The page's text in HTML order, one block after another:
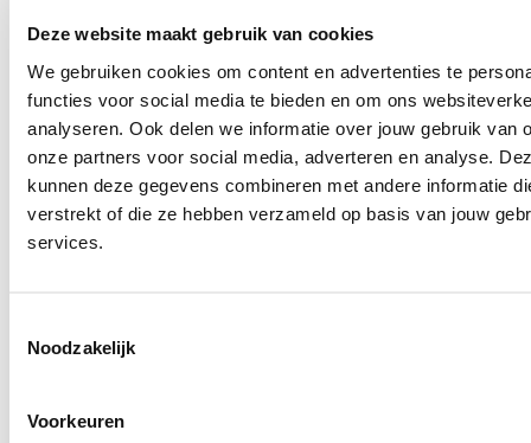
Deze website maakt gebruik van cookies
We gebruiken cookies om content en advertenties te
functies voor social media te bieden en om ons
analyseren. Ook delen we informatie over jouw gebruik van
onze partners voor social media, adverteren en analyse.
kunnen deze gegevens combineren met andere informatie
verstrekt of die ze hebben verzameld op basis van jouw
services.
Noodzakelijk
Voorkeuren
Planbureau
020-6602006
Hiervoor mail je naar de zorgcoördinator
Vragen over mijn zorg